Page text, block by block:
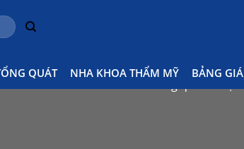
QUÁT NHA KHOA THẨM MỸ BẢNG GIÁ